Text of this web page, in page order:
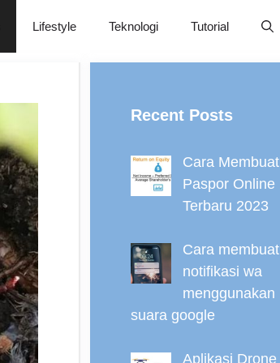
Lifestyle Teknologi Tutorial
Recent Posts
Cara Membuat
Paspor Online
Terbaru 2023
Cara membuat
notifikasi wa
menggunakan
suara google
Aplikasi Drone